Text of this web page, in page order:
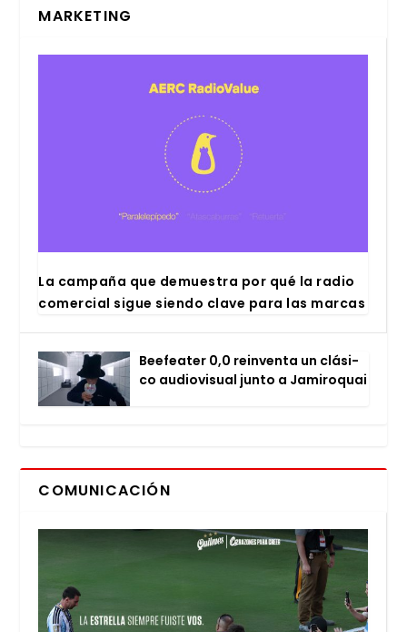
MARKETING
La cam­pa­ña que demues­tra por qué la radio
comer­cial sigue sien­do cla­ve para las mar­cas
Bee­fea­ter 0,0 rein­ven­ta un clá­si­
co audio­vi­sual jun­to a Jami­ro­quai
COMUNICACIÓN